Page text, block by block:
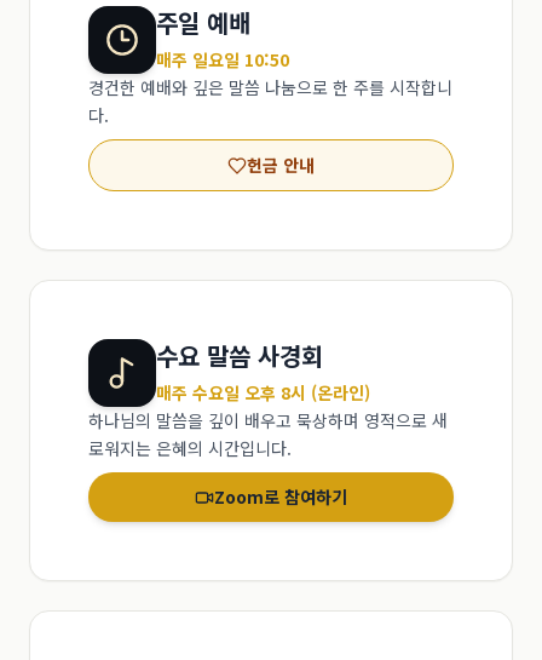
주일 예배
매주 일요일 10:50
경건한 예배와 깊은 말씀 나눔으로 한 주를 시작합니
다.
헌금 안내
수요 말씀 사경회
매주 수요일 오후 8시 (온라인)
하나님의 말씀을 깊이 배우고 묵상하며 영적으로 새
로워지는 은혜의 시간입니다.
Zoom로 참여하기